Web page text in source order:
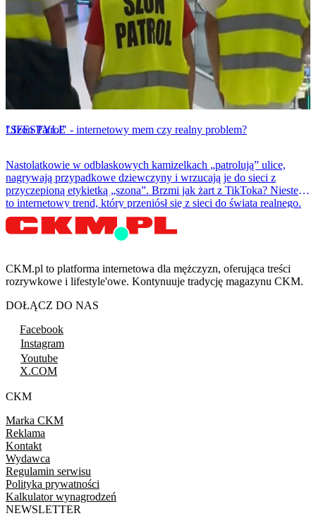
LIFESTYLE
"Szon Patrol" - internetowy mem czy realny problem?
Nastolatkowie w odblaskowych kamizelkach „patrolują” ulice,
nagrywają przypadkowe dziewczyny i wrzucają je do sieci z
przyczepioną etykietką „szona”. Brzmi jak żart z TikToka? Niestety
to internetowy trend, który przeniósł się z sieci do świata realnego.
CKM.pl to platforma internetowa dla mężczyzn, oferująca treści
rozrywkowe i lifestyle'owe. Kontynuuje tradycję magazynu CKM.
DOŁĄCZ DO NAS
Facebook
Instagram
Youtube
X.COM
CKM
Marka CKM
Reklama
Kontakt
Wydawca
Regulamin serwisu
Polityka prywatności
Kalkulator wynagrodzeń
NEWSLETTER